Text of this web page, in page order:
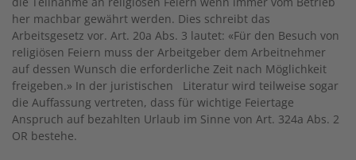
her machbar gewährt werden. Dies schreibt das
Arbeitsgesetz vor. Art. 20a Abs. 3 lautet: «Für den Besuch von
religiösen Feiern muss der Arbeitgeber dem Arbeitnehmer
auf dessen Wunsch die erforderliche Zeit nach Möglichkeit
freigeben.» In der juristischen Literatur wird teilweise sogar
die Auffassung vertreten, dass für wichtige Feiertage
Anspruch auf bezahlten Urlaub im Sinne von Art. 324a Abs. 2
OR bestehe.